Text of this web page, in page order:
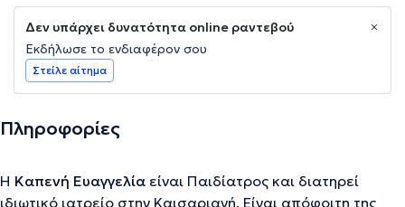
Δεν υπάρχει δυνατότητα online ραντεβού
Εκδήλωσε το ενδιαφέρον σου
Στείλε αίτημα
Πληροφορίες
Η Καπενή Ευαγγελία είναι Παιδίατρος και διατηρεί
ιδιωτικό ιατρείο στην Καισαριανή. Είναι απόφοιτη της